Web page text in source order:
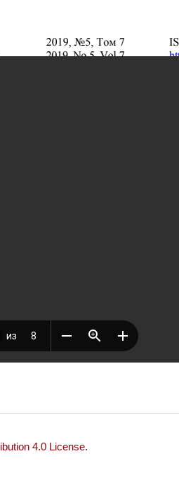
4.0 License.